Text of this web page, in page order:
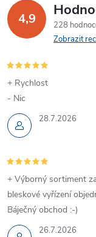
4,9
228
Zobrazit
28.7.2026
+ Rychlost
- Nic
26.7.2026
+ Výborný sortiment
bleskové vyřízení
Báječný obchod :-)